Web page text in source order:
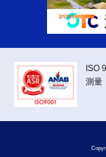
ISO
測量